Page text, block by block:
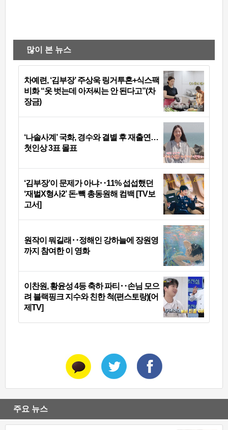
많이 본 뉴스
차예련, ‘김부장’ 주상욱 링거투혼+식스팩
비화 “옷 벗는데 아저씨는 안 된다고”(차
장금)
‘나솔사계’ 국화, 경수와 결별 후 재출연…
첫인상 3표 몰표
‘김부장’이 문제가 아냐‥11% 섭섭했던
‘재벌X형사2’ 돈·빽 총동원해 컴백 [TV보
고서]
원작이 뭐길래‥정해인 강하늘에 장원영
까지 참여한 이 영화
이찬원, 황윤성 4등 축하 파티‥손님 모으
려 블랙핑크 지수와 친한 척(편스토랑)[어
제TV]
주요 뉴스